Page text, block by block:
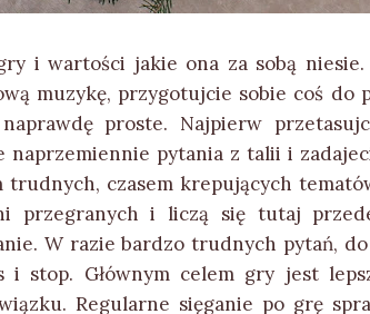
i wartości jakie ona za sobą
muzykę, przygotujcie sobie coś do
proste. Najpierw
naprzemiennie pytania z talii i
czasem krepujących
przegranych i liczą się tutaj
W razie bardzo trudnych pytań,
i stop. Głównym celem gry jest
Regularne sięganie po grę